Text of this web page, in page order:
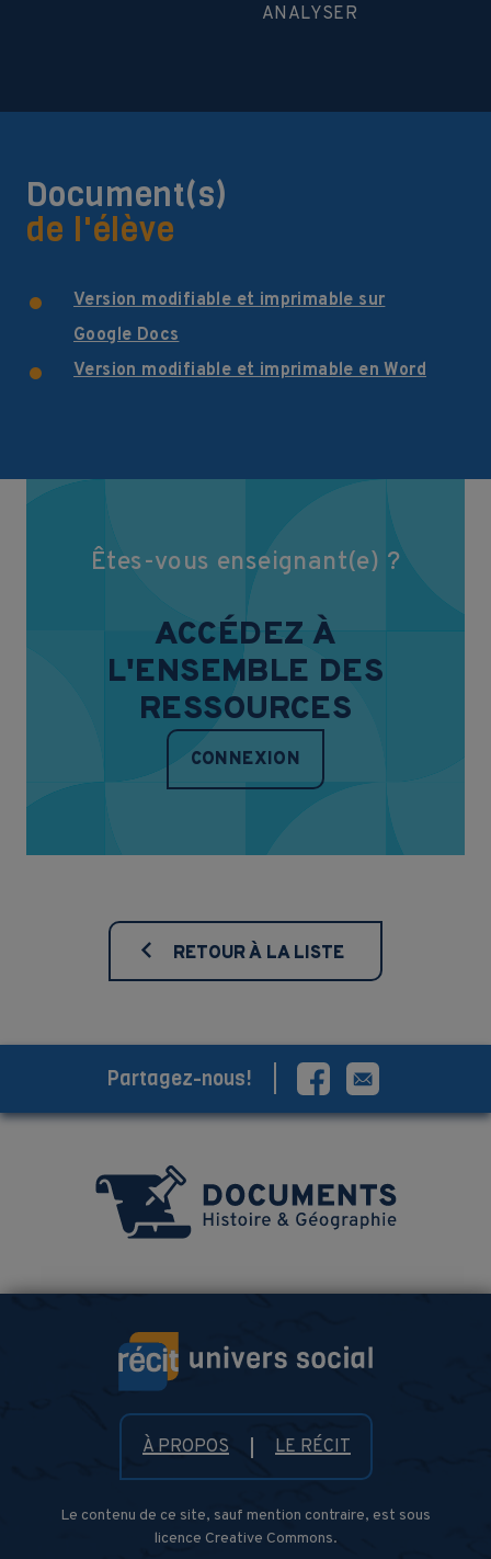
ANALYSER
Document(s)
de l'élève
Version modifiable et imprimable sur
Google Docs
Version modifiable et imprimable en Word
Êtes-vous enseignant(e) ?
ACCÉDEZ À
L'ENSEMBLE DES
RESSOURCES
CONNEXION
RETOUR À LA LISTE
À PROPOS LE RÉCIT
Le contenu de ce site, sauf mention contraire, est sous
licence Creative Commons.
Partagez-nous!